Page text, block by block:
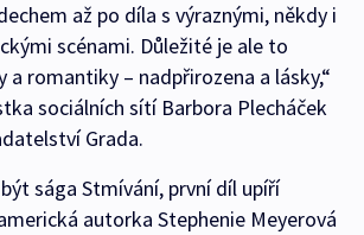
až po díla s výraznými, někdy i
scénami. Důležité je ale to
a romantiky – nadpřirozena a lásky,“
sociálních sítí Barbora Plecháček
Grada.
sága Stmívání, první díl upíří
autorka Stephenie Meyerová